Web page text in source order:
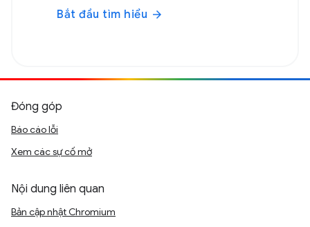
Bắt đầu tìm hiểu arrow_forward
Đóng góp
Báo cáo lỗi
Xem các sự cố mở
Nội dung liên quan
Bản cập nhật Chromium